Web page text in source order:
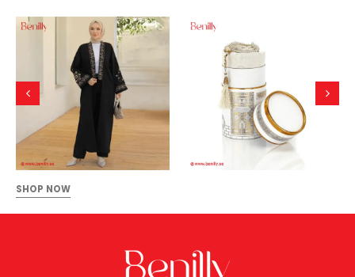
SHOP NOW